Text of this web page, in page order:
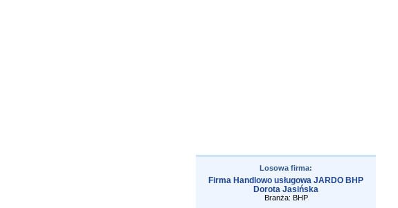
Losowa firma:
Firma Handlowo usługowa JARDO BHP
Dorota Jasińska
Branża: BHP